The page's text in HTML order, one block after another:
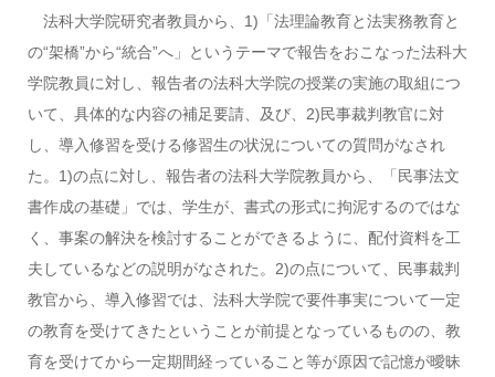
法科大学院研究者教員から、1)「法理論教育と法実務教育と
の“架橋”から“統合”へ」というテーマで報告をおこなった法科大
学院教員に対し、報告者の法科大学院の授業の実施の取組につ
いて、具体的な内容の補足要請、及び、2)民事裁判教官に対
し、導入修習を受ける修習生の状況についての質問がなされ
た。1)の点に対し、報告者の法科大学院教員から、「民事法文
書作成の基礎」では、学生が、書式の形式に拘泥するのではな
く、事案の解決を検討することができるように、配付資料を工
夫しているなどの説明がなされた。2)の点について、民事裁判
教官から、導入修習では、法科大学院で要件事実について一定
の教育を受けてきたということが前提となっているものの、教
育を受けてから一定期間経っていること等が原因で記憶が曖昧